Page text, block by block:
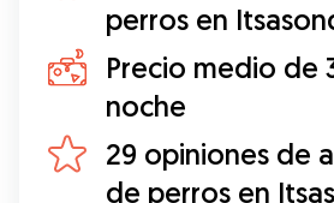
perros en
Precio medio de
noche
29 opiniones de
de perros en